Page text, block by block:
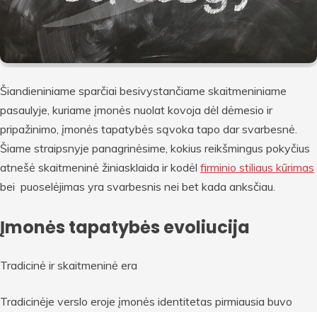
Šiandieniniame sparčiai besivystančiame skaitmeniniame
pasaulyje, kuriame įmonės nuolat kovoja dėl dėmesio ir
pripažinimo, įmonės tapatybės sąvoka tapo dar svarbesnė.
Šiame straipsnyje panagrinėsime, kokius reikšmingus pokyčius
atnešė skaitmeninė žiniasklaida ir kodėl firminio stiliaus kūrimas
bei puoselėjimas yra svarbesnis nei bet kada anksčiau.
Įmonės tapatybės evoliucija
Tradicinė ir skaitmeninė era
Tradicinėje verslo eroje įmonės identitetas pirmiausia buvo